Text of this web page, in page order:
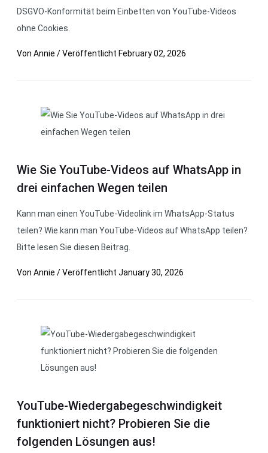
DSGVO-Konformität beim Einbetten von YouTube-Videos
ohne Cookies.
Von Annie /Veröffentlicht February 02, 2026
Wie Sie YouTube-Videos auf WhatsApp in
drei einfachen Wegen teilen
Kann man einen YouTube-Videolink im WhatsApp-Status
teilen? Wie kann man YouTube-Videos auf WhatsApp teilen?
Bitte lesen Sie diesen Beitrag.
Von Annie /Veröffentlicht January 30, 2026
YouTube-Wiedergabegeschwindigkeit
funktioniert nicht? Probieren Sie die
folgenden Lösungen aus!